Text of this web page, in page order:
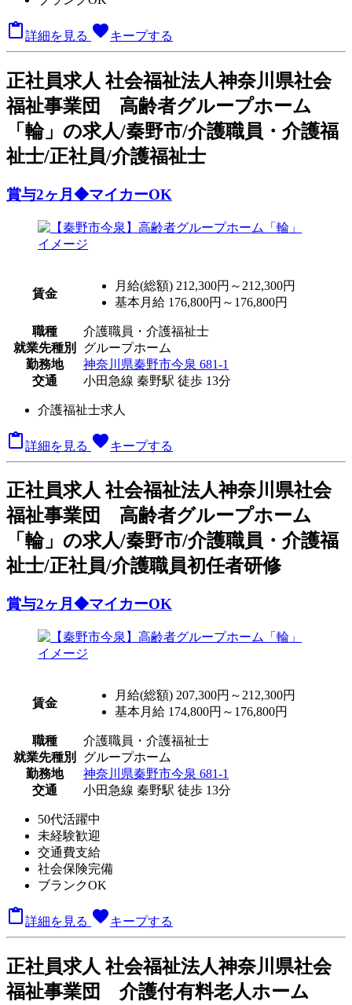
詳細を見る favoriteキープする
正社員求人 社会福祉法人神奈川県社会
福祉事業団 高齢者グループホーム
「輪」の求人/秦野市/介護職員・介護福
祉士/正社員/介護福祉士
賞与2ヶ月◆マイカーOK
賃金
月給(総額) 212,300円～212,300円
基本月給 176,800円～176,800円
職種
介護職員・介護福祉士
就業先種別
グループホーム
勤務地
神奈川県秦野市今泉 681-1
交通
小田急線 秦野駅 徒歩 13分
介護福祉士求人
詳細を見る favoriteキープする
正社員求人 社会福祉法人神奈川県社会
福祉事業団 高齢者グループホーム
「輪」の求人/秦野市/介護職員・介護福
祉士/正社員/介護職員初任者研修
賞与2ヶ月◆マイカーOK
賃金
月給(総額) 207,300円～212,300円
基本月給 174,800円～176,800円
職種
介護職員・介護福祉士
就業先種別
グループホーム
勤務地
神奈川県秦野市今泉 681-1
交通
小田急線 秦野駅 徒歩 13分
50代活躍中
未経験歓迎
交通費支給
社会保険完備
ブランクOK
詳細を見る favoriteキープする
正社員求人 社会福祉法人神奈川県社会
福祉事業団 介護付有料老人ホーム